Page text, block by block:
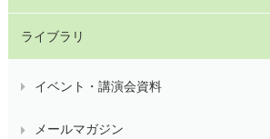
ライブラリ
イベント・講演会資料
メールマガジン